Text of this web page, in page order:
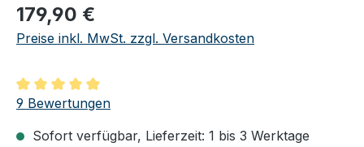
Regulärer Preis:
179,90 €
Preise inkl. MwSt. zzgl. Versandkosten
Durchschnittliche Bewertung von 4.89 von 5 Sternen
9 Bewertungen
Sofort verfügbar, Lieferzeit: 1 bis 3 Werktage